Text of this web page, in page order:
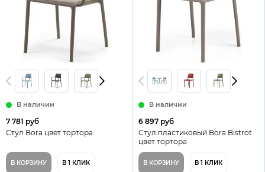
В наличии
7 781 руб
Стул Bora цвет тортора
В КОРЗИНУ В 1 КЛИК
В наличии
6 897 руб
Стул пластиковый Bora Bistrot
цвет тортора
В КОРЗИНУ В 1 КЛИК